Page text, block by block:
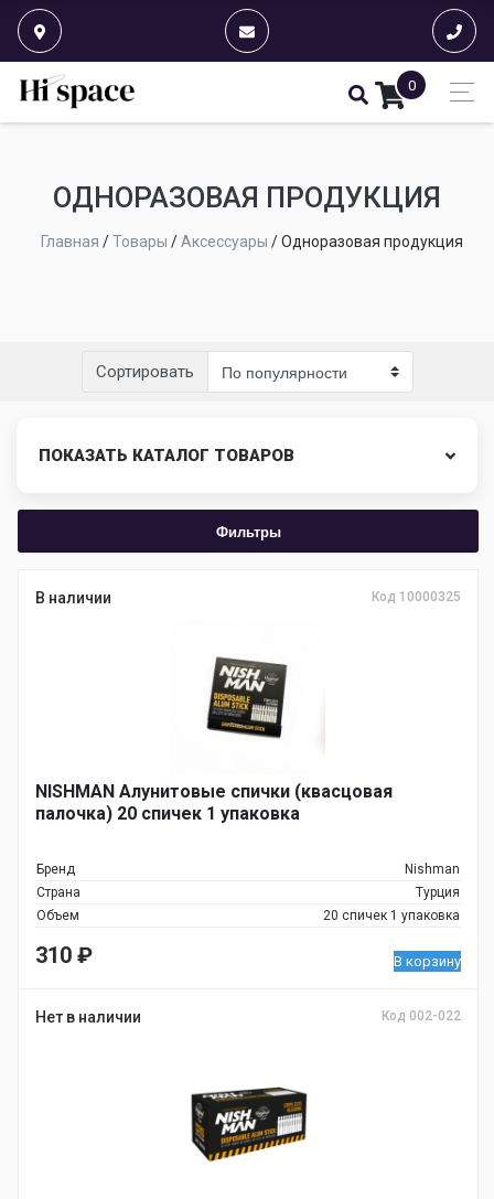
0
ОДНОРАЗОВАЯ ПРОДУКЦИЯ
Главная /Товары /Аксессуары /Одноразовая продукция
Сортировать
ПОКАЗАТЬ КАТАЛОГ ТОВАРОВ
В наличии Код 10000325
NISHMAN Алунитовые спички (квасцовая
палочка) 20 спичек 1 упаковка
Бренд
Nishman
Страна
Турция
Объем
20 спичек 1 упаковка
310 ₽ В корзину
Нет в наличии Код 002-022
Фильтры